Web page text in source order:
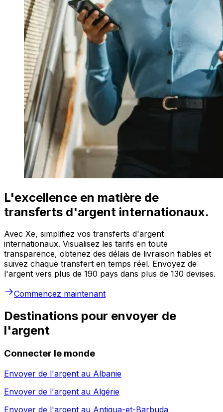
L'excellence en matière de
transferts d'argent internationaux.
Avec Xe, simplifiez vos transferts d'argent
internationaux. Visualisez les tarifs en toute
transparence, obtenez des délais de livraison fiables et
suivez chaque transfert en temps réel. Envoyez de
l'argent vers plus de 190 pays dans plus de 130 devises.
Commencez maintenant
Destinations pour envoyer de
l'argent
Connecter le monde
Envoyer de l'argent au Albanie
Envoyer de l'argent au Algérie
Envoyer de l'argent au Antigua-et-Barbuda